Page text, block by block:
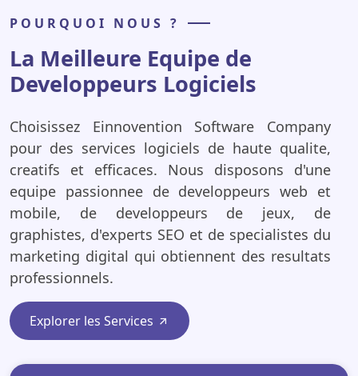
POURQUOI NOUS ?
La Meilleure Equipe de
Developpeurs Logiciels
Choisissez Einnovention Software Company
pour des services logiciels de haute qualite,
creatifs et efficaces. Nous disposons d'une
equipe passionnee de developpeurs web et
mobile, de developpeurs de jeux, de
graphistes, d'experts SEO et de specialistes du
marketing digital qui obtiennent des resultats
professionnels.
Explorer les Services